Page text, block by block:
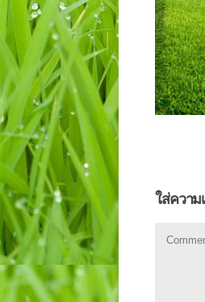
ใส่ความ